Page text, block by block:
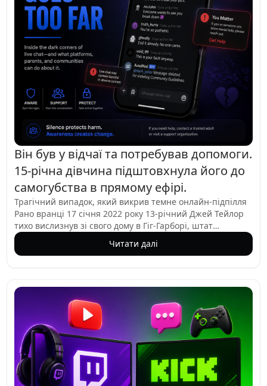
Він був у відчаї та потребував допомоги.
15-річна дівчина підштовхнула його до
самогубства в прямому ефірі.
Трагічний випадок, який викрив темне онлайн-підпілля
Рано вранці 17 січня 2022 року 13-річний Джей Тейлор
тихо вислизнув зі свого дому в Гіг-Гарборі, штат
Вашингтон, несучи білий подовжувач. Він пішов до
найближчого Safeway, притулив телефон до сітчастого
садистської онлайн-групи під назвою 764, які годинами
примушували його до самогубства. Те, що привело Джея
до цього моменту, є жахливим прикладом того, як
вразливих людей вистежують і маніпулюють ними
онлайн-хижаки.
Читати далі